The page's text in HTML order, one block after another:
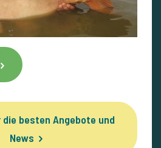
besten Angebote und
News